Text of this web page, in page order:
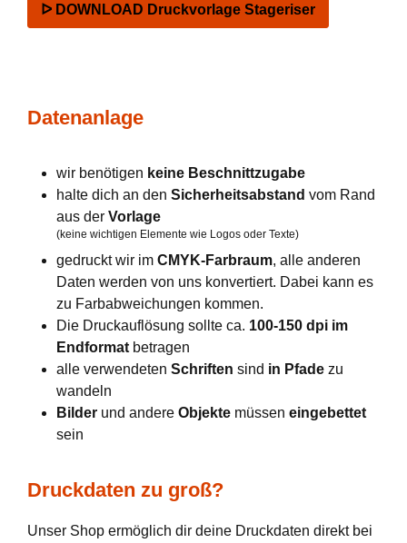
ᐅ DOWNLOAD Druckvorlage Stageriser
Datenanlage
wir benötigen keine Beschnittzugabe
halte dich an den Sicherheitsabstand vom Rand
aus der Vorlage
(keine wichtigen Elemente wie Logos oder Texte)
gedruckt wir im CMYK-Farbraum, alle anderen
Daten werden von uns konvertiert. Dabei kann es
zu Farbabweichungen kommen.
Die Druckauflösung sollte ca. 100-150 dpi im
Endformat betragen
alle verwendeten Schriften sind in Pfade zu
wandeln
Bilder und andere Objekte müssen eingebettet
sein
Druckdaten zu groß?
Unser Shop ermöglich dir deine Druckdaten direkt bei